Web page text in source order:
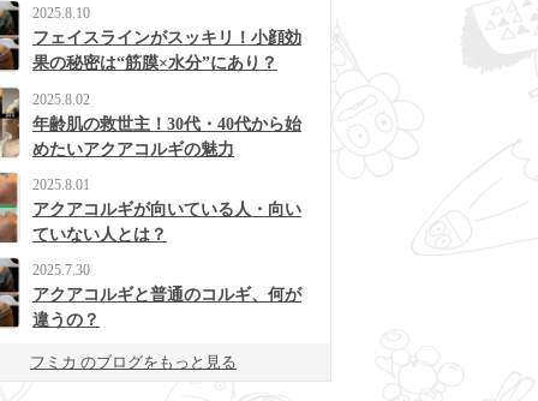
2025.8.10
フェイスラインがスッキリ！小顔効
果の秘密は“筋膜×水分”にあり？
2025.8.02
年齢肌の救世主！30代・40代から始
めたいアクアコルギの魅力
2025.8.01
アクアコルギが向いている人・向い
ていない人とは？
2025.7.30
アクアコルギと普通のコルギ、何が
違うの？
フミカ のブログをもっと見る